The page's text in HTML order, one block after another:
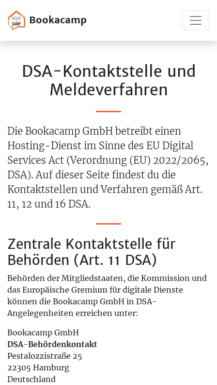
Bookacamp
DSA-Kontaktstelle und
Melde­verfahren
Die Bookacamp GmbH betreibt einen
Hosting-Dienst im Sinne des EU Digital
Services Act (Verordnung (EU) 2022/2065,
DSA). Auf dieser Seite findest du die
Kontaktstellen und Verfahren gemäß Art.
11, 12 und 16 DSA.
Zentrale Kontaktstelle für
Behörden (Art. 11 DSA)
Behörden der Mitgliedstaaten, die Kommission und
das Europäische Gremium für digitale Dienste
können die Bookacamp GmbH in DSA-
Angelegenheiten erreichen unter:
Bookacamp GmbH
DSA-Behördenkontakt
Pestalozzistraße 25
22305 Hamburg
Deutschland